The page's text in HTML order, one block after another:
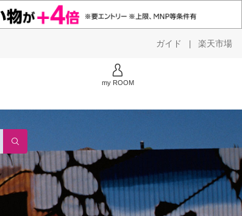
ガイド | 楽天市場
my ROOM